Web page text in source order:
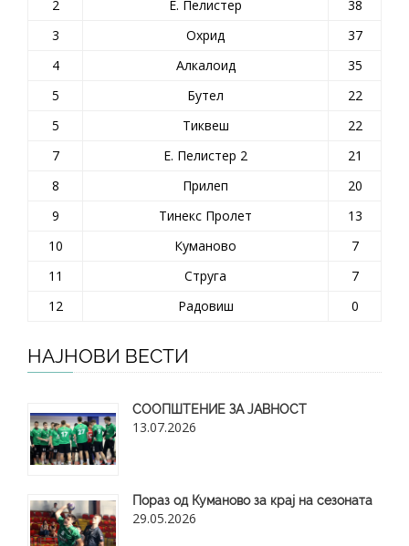
2
Е. Пелистер
38
3
Охрид
37
4
Алкалоид
35
5
Бутел
22
5
Тиквеш
22
7
Е. Пелистер 2
21
8
Прилеп
20
9
Тинекс Пролет
13
10
Куманово
7
11
Струга
7
12
Радовиш 0
НАЈНОВИ ВЕСТИ
СООПШТЕНИЕ ЗА ЈАВНОСТ
13.07.2026
Пораз од Куманово за крај на сезоната
29.05.2026